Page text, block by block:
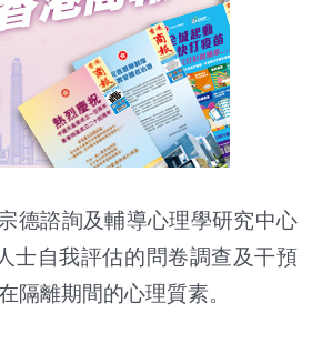
德諮詢及輔導心理學研究中心
士自我評估的問卷調查及干預
隔離期間的心理質素。